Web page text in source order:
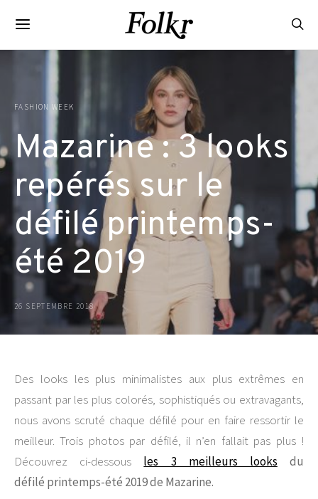
FASHION WEEK
Mazarine : 3 looks
repérés sur le
défilé printemps-
été 2019
26 SEPTEMBRE 2018
Des looks les plus minimalistes aux plus extrêmes en
passant par les plus colorés, sophistiqués ou extravagants,
nous avons scruté chaque défilé pour en faire ressortir le
meilleur. Trois photos par défilé, il n’en fallait pas plus !
Découvrez ci-dessous les 3 meilleurs looks du
défilé printemps-été 2019 de Mazarine.